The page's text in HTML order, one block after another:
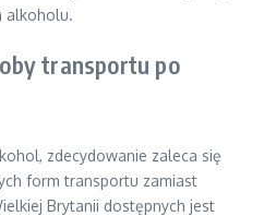
alkoholu.
transportu po
zdecydowanie zaleca się
form transportu zamiast
Brytanii dostępnych jest